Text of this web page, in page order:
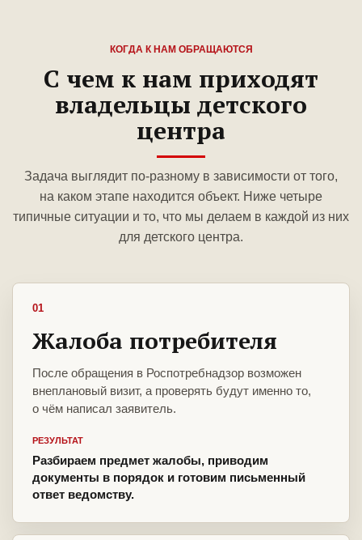
КОГДА К НАМ ОБРАЩАЮТСЯ
С чем к нам приходят
владельцы детского
центра
Задача выглядит по-разному в зависимости от того,
на каком этапе находится объект. Ниже четыре
типичные ситуации и то, что мы делаем в каждой из них
для детского центра.
01
Жалоба потребителя
После обращения в Роспотребнадзор возможен
внеплановый визит, а проверять будут именно то,
о чём написал заявитель.
РЕЗУЛЬТАТ
Разбираем предмет жалобы, приводим
документы в порядок и готовим письменный
ответ ведомству.